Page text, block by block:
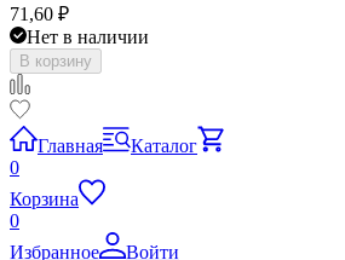
71,60 ₽
Нет в наличии
В корзину
Главная
Каталог
0
Корзина
0
Избранное
Войти